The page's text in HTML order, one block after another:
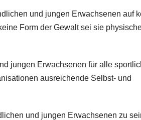
und jungen Erwachsenen auf
Form der Gewalt sei sie
jungen Erwachsenen für alle
ausreichende Selbst- und
und jungen Erwachsenen zu